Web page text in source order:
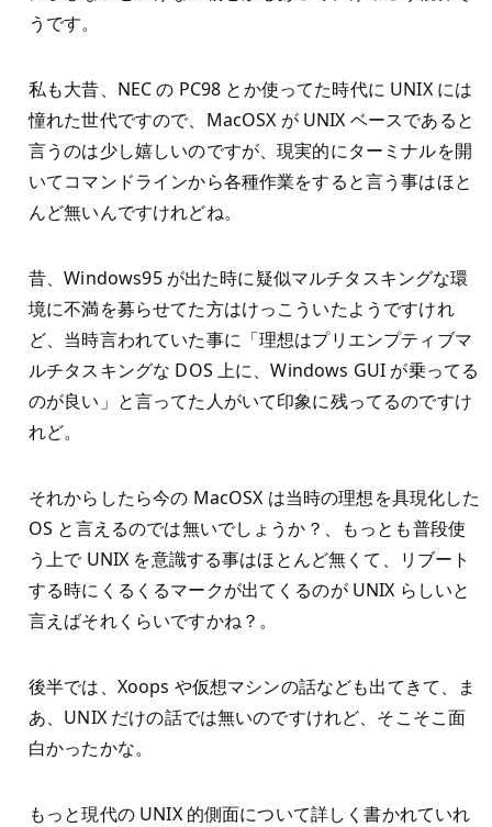
うです。
私も大昔、NEC の PC98 とか使ってた時代に UNIX には
憧れた世代ですので、MacOSX が UNIX ベースであると
言うのは少し嬉しいのですが、現実的にターミナルを開
いてコマンドラインから各種作業をすると言う事はほと
んど無いんですけれどね。
昔、Windows95 が出た時に疑似マルチタスキングな環
境に不満を募らせてた方はけっこういたようですけれ
ど、当時言われていた事に「理想はプリエンプティブマ
ルチタスキングな DOS 上に、Windows GUI が乗ってる
のが良い」と言ってた人がいて印象に残ってるのですけ
れど。
それからしたら今の MacOSX は当時の理想を具現化した
OS と言えるのでは無いでしょうか？、もっとも普段使
う上で UNIX を意識する事はほとんど無くて、リブート
する時にくるくるマークが出てくるのが UNIX らしいと
言えばそれくらいですかね？。
後半では、Xoops や仮想マシンの話なども出てきて、ま
あ、UNIX だけの話では無いのですけれど、そこそこ面
白かったかな。
もっと現代の UNIX 的側面について詳しく書かれていれ